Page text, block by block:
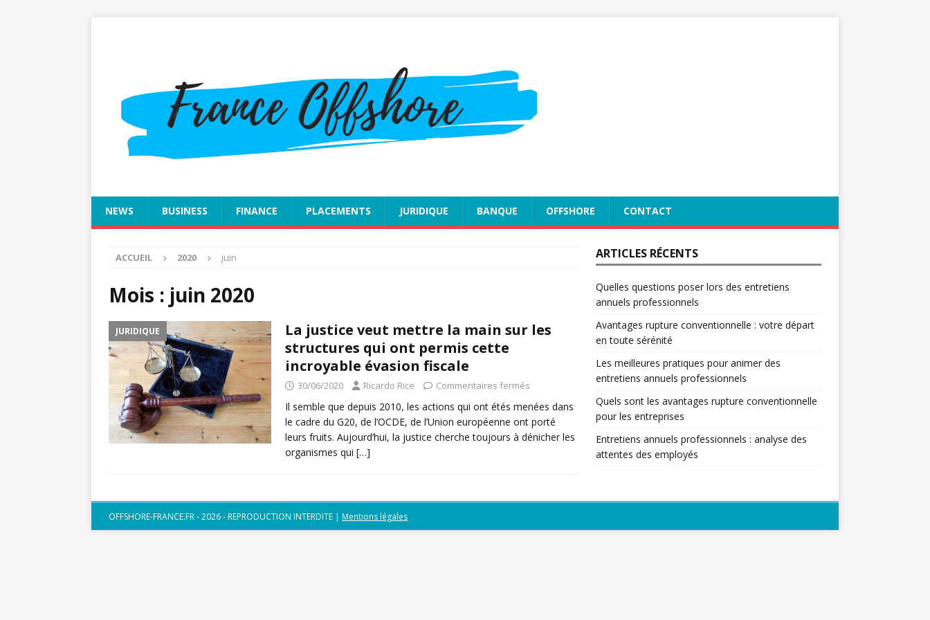
NEWS BUSINESS FINANCE PLACEMENTS JURIDIQUE BANQUE OFFSHORE CONTACT
ACCUEIL 2020 juin
Mois : juin 2020
JURIDIQUE
La justice veut mettre la main sur les
structures qui ont permis cette
incroyable évasion fiscale
30/06/2020 Ricardo Rice Commentaires fermés
Il semble que depuis 2010, les actions qui ont étés menées dans
le cadre du G20, de l’OCDE, de l’Union européenne ont porté
leurs fruits. Aujourd’hui, la justice cherche toujours à dénicher les
organismes qui […]
ARTICLES RÉCENTS
Quelles questions poser lors des entretiens
annuels professionnels
Avantages rupture conventionnelle : votre départ
en toute sérénité
Les meilleures pratiques pour animer des
entretiens annuels professionnels
Quels sont les avantages rupture conventionnelle
pour les entreprises
Entretiens annuels professionnels : analyse des
attentes des employés
OFFSHORE-FRANCE.FR - 2026 - REPRODUCTION INTERDITE | Mentions légales